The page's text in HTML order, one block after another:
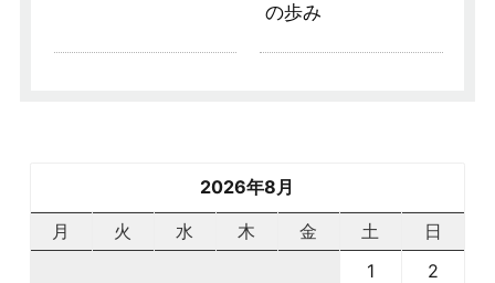
の歩み
2026年8月
月
火 水 木 金 土
日
1
2